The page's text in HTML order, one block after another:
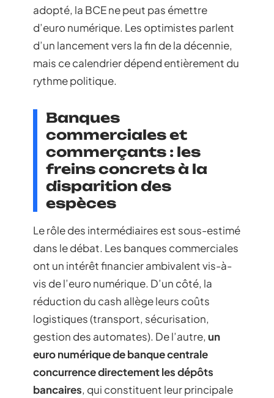
adopté, la BCE ne peut pas émettre
d’euro numérique. Les optimistes parlent
d’un lancement vers la fin de la décennie,
mais ce calendrier dépend entièrement du
rythme politique.
Banques
commerciales et
commerçants : les
freins concrets à la
disparition des
espèces
Le rôle des intermédiaires est sous-estimé
dans le débat. Les banques commerciales
ont un intérêt financier ambivalent vis-à-
vis de l’euro numérique. D’un côté, la
réduction du cash allège leurs coûts
logistiques (transport, sécurisation,
gestion des automates). De l’autre, un
euro numérique de banque centrale
concurrence directement les dépôts
bancaires, qui constituent leur principale